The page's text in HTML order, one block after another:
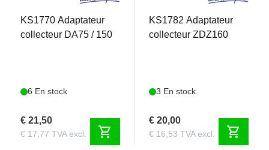
KS1770 Adaptateur
collecteur DA75 / 150
6 En stock
€ 21,50
€ 17,77 TVA excl. shopping_cart
KS1782 Adaptateur
collecteur ZDZ160
3 En stock
€ 20,00
€ 16,53 TVA excl. shopping_cart